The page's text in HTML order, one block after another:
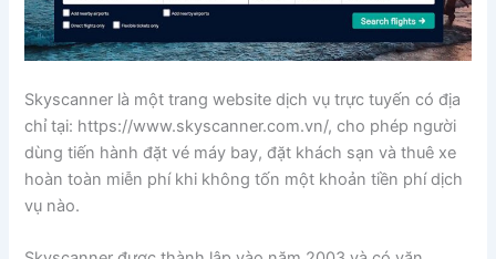
Skyscanner là một trang website dịch vụ trực tuyến có địa
chỉ tại: https://www.skyscanner.com.vn/, cho phép người
dùng tiến hành đặt vé máy bay, đặt khách sạn và thuê xe
hoàn toàn miễn phí khi không tốn một khoản tiền phí dịch
vụ nào.